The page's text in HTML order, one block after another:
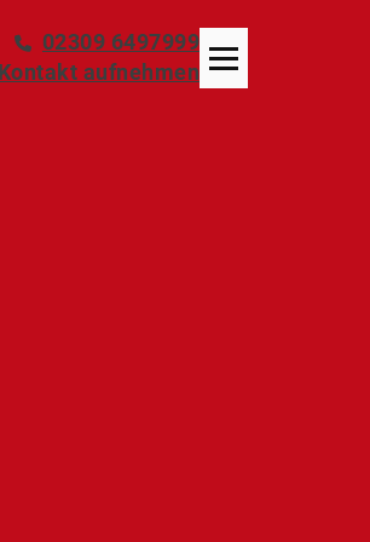
02309 6497999
Kontakt aufnehmen